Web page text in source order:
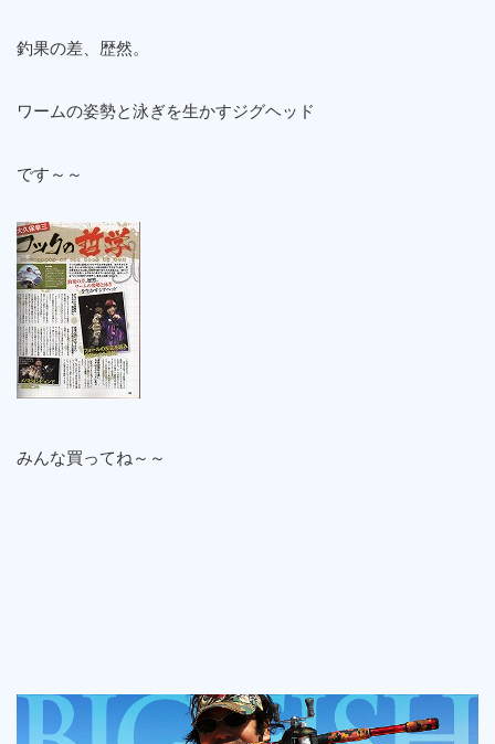
釣果の差、歴然。
ワームの姿勢と泳ぎを生かすジグヘッド
です～～
みんな買ってね～～